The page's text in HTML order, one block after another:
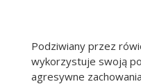
Podziwiany przez
wykorzystuje swoją
agresywne